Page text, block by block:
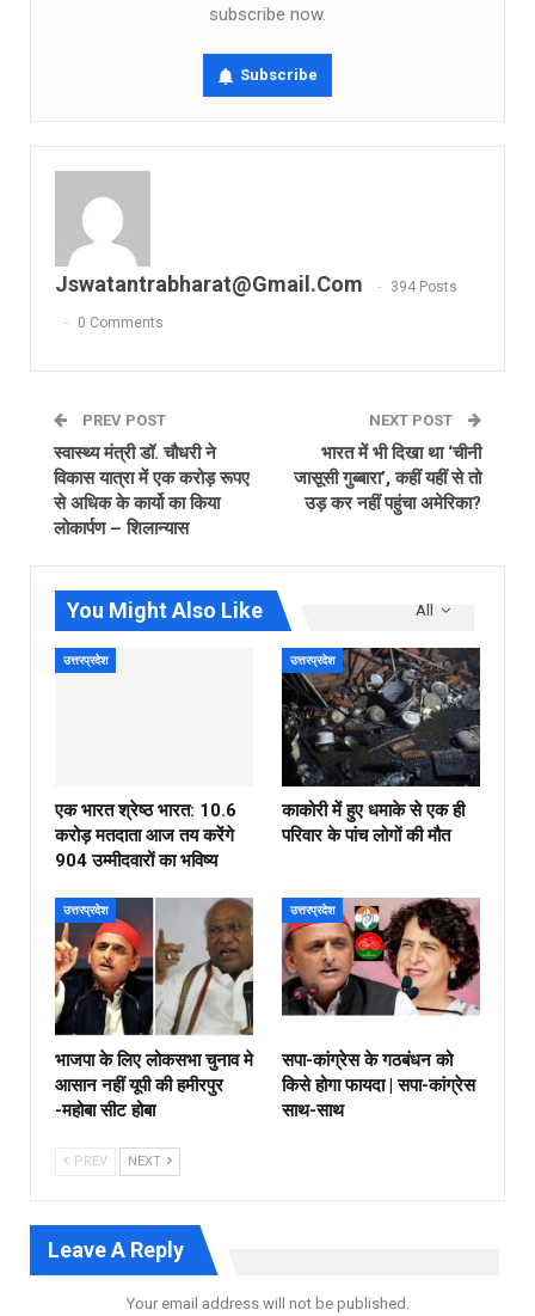
subscribe now.
Subscribe
Jswatantrabharat@gmail.com 394 Posts
0 Comments
PREV POST
स्वास्थ्य मंत्री डॉ. चौधरी ने
विकास यात्रा में एक करोड़ रूपए
से अधिक के कार्यो का किया
लोकार्पण – शिलान्यास
NEXT POST
भारत में भी दिखा था ‘चीनी
जासूसी गुब्बारा’, कहीं यहीं से तो
उड़ कर नहीं पहुंचा अमेरिका?
All
You Might Also Like
उत्तरप्रदेश
एक भारत श्रेष्ठ भारत: 10.6
करोड़ मतदाता आज तय करेंगे
904 उम्मीदवारों का भविष्य
उत्तरप्रदेश
काकोरी में हुए धमाके से एक ही
परिवार के पांच लोगों की मौत
उत्तरप्रदेश
भाजपा के लिए लोकसभा चुनाव मे
आसान नहीं यूपी की हमीरपुर
-महोबा सीट होबा
उत्तरप्रदेश
सपा-कांग्रेस के गठबंधन को
किसे होगा फायदा | सपा-कांग्रेस
साथ-साथ
PREV NEXT
Leave A Reply
Your email address will not be published.